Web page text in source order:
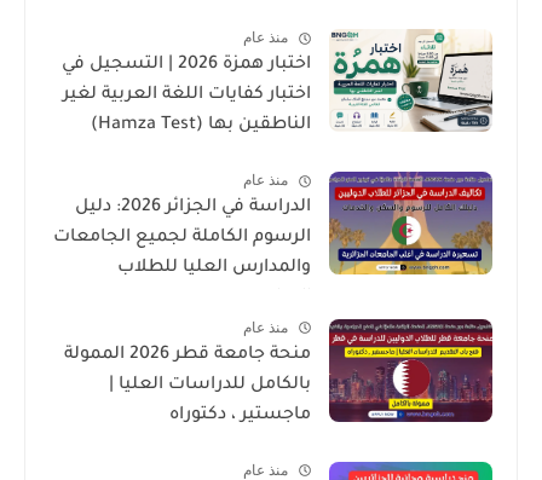
منذ عام
اختبار همزة 2026 | التسجيل في
اختبار كفايات اللغة العربية لغير
الناطقين بها (Hamza Test)
منذ عام
الدراسة في الجزائر 2026: دليل
الرسوم الكاملة لجميع الجامعات
والمدارس العليا للطلاب
منذ عام
منحة جامعة قطر 2026 الممولة
بالكامل للدراسات العليا |
ماجستير ، دكتوراه
منذ عام